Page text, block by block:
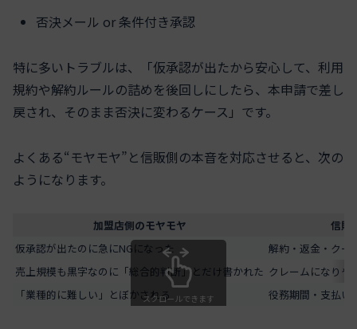
否決メール or 条件付き承認
特に多いトラブルは、「仮承認が出たから安心して、利用
規約や解約ルールの詰めを後回しにしたら、本申請で差し
戻され、そのまま否決に変わるケース」です。
よくある“モヤモヤ”と信販側の本音を対応させると、次の
ようになります。
加盟店側のモヤモヤ
信販
仮承認が出たのに急にNGになった
解約・返金・クー
売上規模も黒字なのに「総合的判断」とだけ書かれた クレームになりや
「業種的に難しい」とぼかされる
役務期間・支払い
スクロールできます